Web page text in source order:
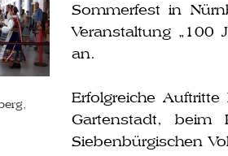
Sommerfest in
Veranstaltung „100
an.
Erfolgreiche
Gartenstadt, beim
Siebenbürgischen